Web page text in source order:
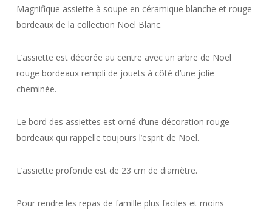
Magnifique assiette à soupe en céramique blanche et rouge
bordeaux de la collection Noël Blanc.
L’assiette est décorée au centre avec un arbre de Noël
rouge bordeaux rempli de jouets à côté d’une jolie
cheminée.
Le bord des assiettes est orné d’une décoration rouge
bordeaux qui rappelle toujours l’esprit de Noël.
L’assiette profonde est de 23 cm de diamètre.
Pour rendre les repas de famille plus faciles et moins